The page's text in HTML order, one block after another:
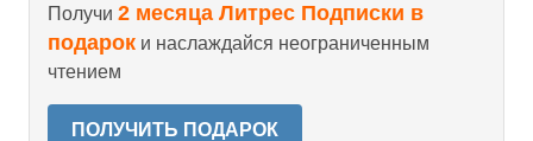
Получи 2 месяца Литрес Подписки в
подарок и наслаждайся неограниченным
чтением
ПОЛУЧИТЬ ПОДАРОК